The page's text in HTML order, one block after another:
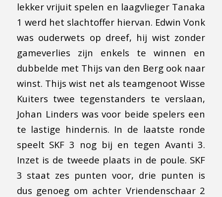
lekker vrijuit spelen en laagvlieger Tanaka
1 werd het slachtoffer hiervan. Edwin Vonk
was ouderwets op dreef, hij wist zonder
gameverlies zijn enkels te winnen en
dubbelde met Thijs van den Berg ook naar
winst. Thijs wist net als teamgenoot Wisse
Kuiters twee tegenstanders te verslaan,
Johan Linders was voor beide spelers een
te lastige hindernis. In de laatste ronde
speelt SKF 3 nog bij en tegen Avanti 3.
Inzet is de tweede plaats in de poule. SKF
3 staat zes punten voor, drie punten is
dus genoeg om achter Vriendenschaar 2